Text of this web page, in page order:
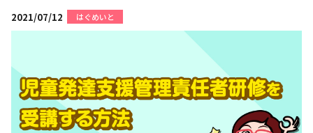
2021/07/12 はぐめいと